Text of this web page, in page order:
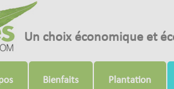
Un choix économique et
Bienfaits Plantation